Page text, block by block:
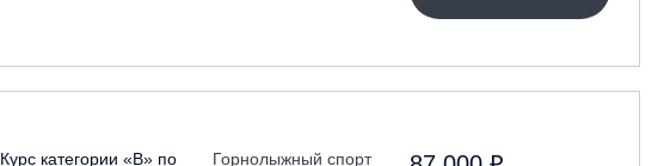
Курс категории «В» по
Горнолыжный спорт